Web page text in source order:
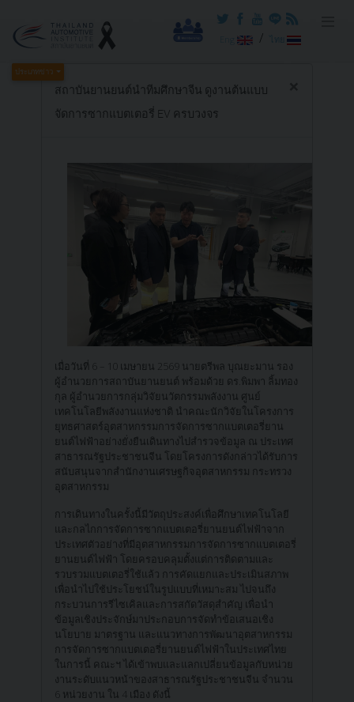
/ ไทย
ประเภทข่าว
สถาบันยานยนต์นำทีมศึกษาจีน ดูงานต้นแบบ
จัดการซากแบตเตอรี่ EV ครบวงจร
เมื่อวันที่ 6 – 10 เมษายน 2569 นายตรีพล บุณยะมาน รอง
ผู้อำนวยการสถาบันยานยนต์ พร้อมด้วย ดร.พิมพา ลิ้มทอง
กุล ผู้อำนวยการกลุ่มวิจัยนวัตกรรมพลังงาน ศูนย์
เทคโนโลยีพลังงานแห่งชาติ นำคณะนักวิจัยในโครงการ
ยุทธศาสตร์อุตสาหกรรมการจัดการซากแบตเตอรี่ยาน
ยนต์ไฟฟ้าอย่างยั่งยืนเดินทางไปสำรวจข้อมูล ณ ประเทศ
สาธารณรัฐประชาชนจีน โดยโครงการดังกล่าวได้รับการ
สนับสนุนจากสำนักงานเศรษฐกิจอุตสาหกรรม กระทรวง
อุตสาหกรรม
การเดินทางในครั้งนี้มีวัตถุประสงค์เพื่อศึกษาเทคโนโลยี
และกลไกการจัดการซากแบตเตอรี่ยานยนต์ไฟฟ้าจาก
ประเทศตัวอย่างที่มีอุตสาหกรรมการจัดการซากแบตเตอรี่
ยานยนต์ไฟฟ้า โดยครอบคลุมตั้งแต่การติดตามและ
รวบรวมแบตเตอรี่ใช้แล้ว การคัดแยกและประเมินสภาพ
เพื่อนำไปใช้ประโยชน์ในรูปแบบที่เหมาะสม ไปจนถึง
กระบวนการรีไซเคิลและการสกัดวัสดุสำคัญ เพื่อนำ
ข้อมูลเชิงประจักษ์มาประกอบการจัดทำข้อเสนอเชิง
นโยบาย มาตรฐาน และแนวทางการพัฒนาอุตสาหกรรม
การจัดการซากแบตเตอรี่ยานยนต์ไฟฟ้าในประเทศไทย
ในการนี้ คณะฯ ได้เข้าพบและแลกเปลี่ยนข้อมูลกับหน่วย
งานระดับแนวหน้าของสาธารณรัฐประชาชนจีน จำนวน
6 หน่วยงาน ใน 4 เมือง ดังนี้